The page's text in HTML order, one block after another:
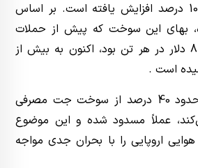
هفته اخیر بیش از 100 درصد افزایش یافته است. بر اساس
بهای این سوخت که پیش از حملات
اواخر فوریه حدود 830 دلار در هر تن بود، اکنون به بیش از
تنگه هرمز که روزانه حدود 40 درصد از سوخت جت مصرفی
عملاً مسدود شده و این موضوع
اروپایی را با بحران جدی مواجه